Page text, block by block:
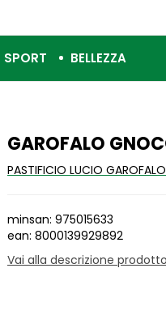
SPORT BELLEZZA
GAROFALO
PASTIFICIO LUCIO
minsan: 975015633
ean: 8000139929892
Vai alla descrizione prodotto